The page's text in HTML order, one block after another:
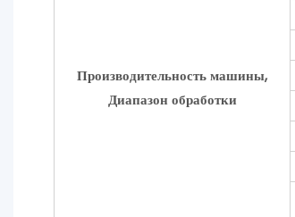
Производительность машины,
Диапазон обработки